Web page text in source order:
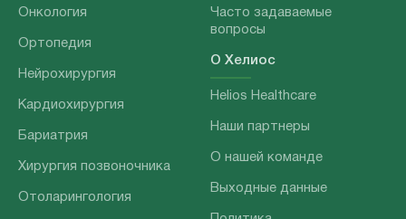
Онкология
Ортопедия
Нейрохирургия
Кардиохирургия
Бариатрия
Хирургия позвоночника
Отоларингология
Часто задаваемые
вопросы
О Хелиос
Helios Healthcare
Наши партнеры
О нашей команде
Выходные данные